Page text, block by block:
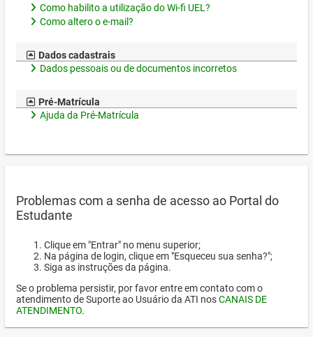
Como habilito a utilização do Wi-fi UEL?
Como altero o e-mail?
Dados cadastrais
Dados pessoais ou de documentos incorretos
Pré-Matrícula
Ajuda da Pré-Matrícula
Problemas com a senha de acesso ao Portal do
Estudante
Clique em "Entrar" no menu superior;
Na página de login, clique em "Esqueceu sua senha?";
Siga as instruções da página.
Se o problema persistir, por favor entre em contato com o
atendimento de Suporte ao Usuário da ATI nosCANAIS DE
ATENDIMENTO.